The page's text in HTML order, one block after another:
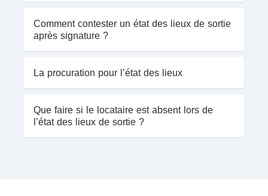
Comment contester un état des lieux de sortie
après signature ?
La procuration pour l’état des lieux
Que faire si le locataire est absent lors de
l’état des lieux de sortie ?